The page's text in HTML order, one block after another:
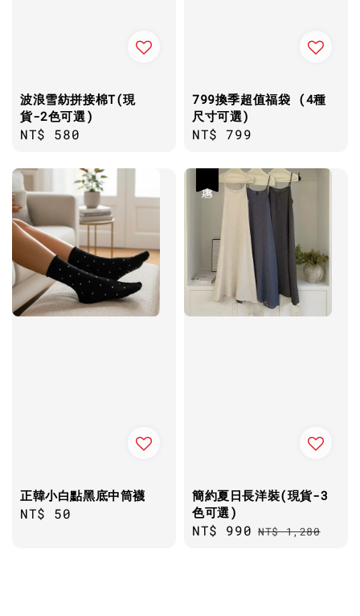
波浪雪紡拼接棉T(現
貨-2色可選)
Regular
NT$ 580
799換季超值福袋 (4種
尺寸可選)
Regular
NT$ 799
正韓小白點黑底中筒襪
Regular
NT$ 50
簡約夏日長洋裝(現貨-3
色可選)
Sale
NT$ 990 Regular
NT$ 1,280